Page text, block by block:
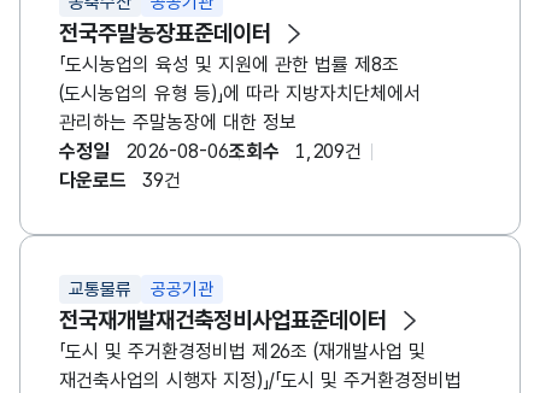
전국주말농장표준데이터
「도시농업의 육성 및 지원에 관한 법률 제8조
(도시농업의 유형 등)」에 따라 지방자치단체에서
관리하는 주말농장에 대한 정보
수정일
2026-08-06조회수
1,209건
다운로드
39건
교통물류 공공기관
전국재개발재건축정비사업표준데이터
「도시 및 주거환경정비법 제26조 (재개발사업 및
재건축사업의 시행자 지정)」/「도시 및 주거환경정비법